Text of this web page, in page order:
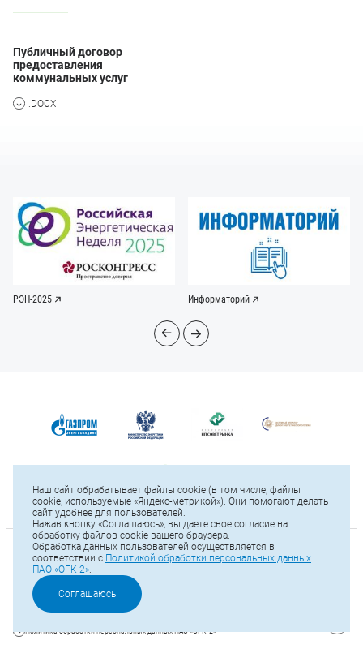
Публичный договор
предоставления
коммунальных услуг
.DOCX
РЭН-2025 Информаторий
© 2025 ПАО «ОГК-2»
Тел.: +7 (812) 646-13-64
Е-mail:office@ogk2.ru
Политика обработки персональных данных ПАО «ОГК-2»
Наш сайт обрабатывает файлы cookie (в том числе, файлы
cookie, используемые «Яндекс-метрикой»). Они помогают делать
сайт удобнее для пользователей.
Нажав кнопку «Соглашаюсь», вы даете свое согласие на
обработку файлов cookie вашего браузера.
Обработка данных пользователей осуществляется в
соответствии с Политикой обработки персональных данных
ПАО «ОГК-2».
Соглашаюсь